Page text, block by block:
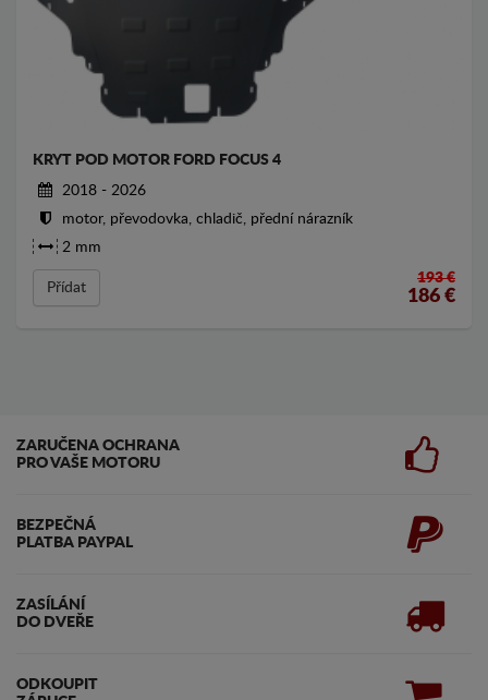
KRYT POD MOTOR FORD FOCUS 4
2018 - 2026
motor, převodovka, chladič, přední nárazník
2 mm
Přídat
193 €
186 €
ZARUČENA OCHRANA
PRO VAŠE MOTORU
BEZPEČNÁ
PLATBA PAYPAL
ZASÍLÁNÍ
DO DVEŘE
ODKOUPIT